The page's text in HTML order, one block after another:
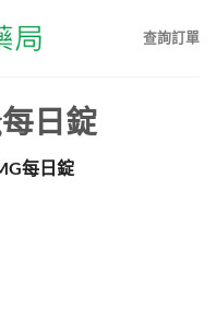
查詢訂單
日錠
每日錠